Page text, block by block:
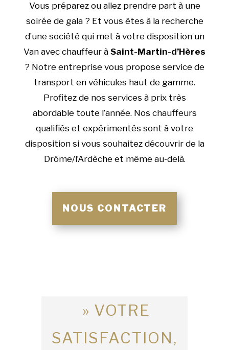
Vous préparez ou allez prendre part à une
soirée de gala ? Et vous êtes à la recherche
d’une société qui met à votre disposition un
Van avec chauffeur à Saint-Martin-d’Hères
? Notre entreprise vous propose service de
transport en véhicules haut de gamme.
Profitez de nos services à prix très
abordable toute l’année. Nos chauffeurs
qualifiés et expérimentés sont à votre
disposition si vous souhaitez découvrir de la
Drôme/l’Ardèche et même au-delà.
NOUS CONTACTER
» VOTRE
SATISFACTION,